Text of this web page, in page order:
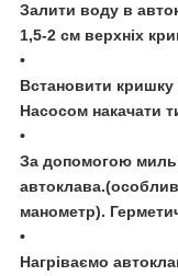
Залити воду в
1,5-2 см верхніх
•
Встановити кришку
Насосом накачати
•
За допомогою
манометр).
•
Нагріваємо